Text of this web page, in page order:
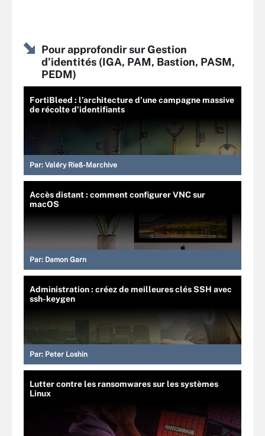
Pour approfondir sur Gestion
d’identités (IGA, PAM, Bastion, PASM,
PEDM)
FortiBleed : l’architecture d’une campagne massive
de récolte d’identifiants
Par: Valéry Rieß-Marchive
Accès distant : comment configurer VNC sur
macOS
Par: Damon Garn
Administration : créez de meilleures clés SSH avec
ssh-keygen
Par: Peter Loshin
Lutter contre les ransomwares sur les systèmes
Linux